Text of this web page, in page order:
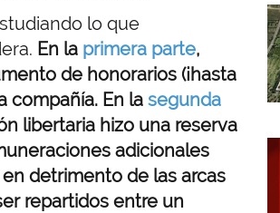
lo que
En la primera parte,
de honorarios (¡hasta
compañía. En la segunda
libertaria hizo una reserva
adicionales
detrimento de las arcas
repartidos entre un